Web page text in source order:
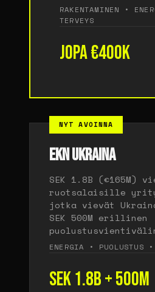
RAKENTAMINEN •
TERVEYS
Jopa €400K
NYT AVOINNA
EKN UKRAINA
SEK 1.8B (€165M)
ruotsalaisille
jotka vievät
SEK 500M erillinen
ENERGIA • PUOLUSTUS •
SEK 1.8B + 500M